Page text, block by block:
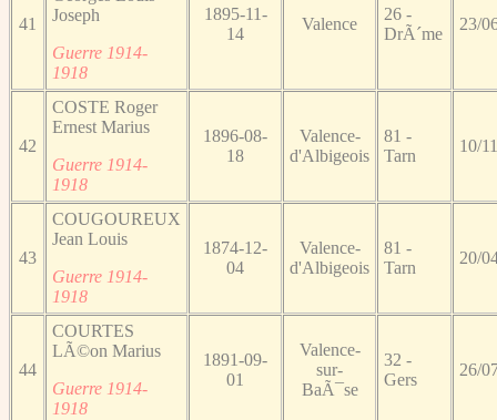
41
Joseph
Guerre 1914-
1918
1895-11-
14
Valence
26 -
DrÃ´me
23/
42
COSTE Roger
Ernest Marius
Guerre 1914-
1918
1896-08-
18
Valence-
d'Albigeois
81 -
Tarn
10/
43
COUGOUREUX
Jean Louis
Guerre 1914-
1918
1874-12-
04
Valence-
d'Albigeois
81 -
Tarn
20/
44
COURTES
LÃ©on Marius
Guerre 1914-
1918
1891-09-
01
Valence-
sur-
BaÃ¯se
32 -
Gers
26/